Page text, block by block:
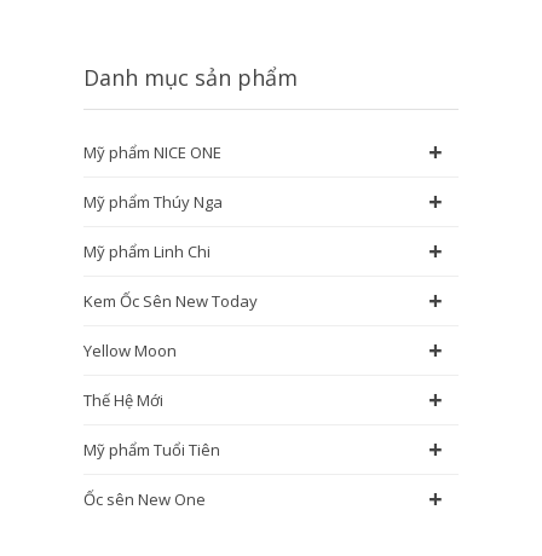
Danh mục sản phẩm
Mỹ phẩm NICE ONE +
Mỹ phẩm Thúy Nga +
Mỹ phẩm Linh Chi +
Kem Ốc Sên New Today +
Yellow Moon +
Thế Hệ Mới +
Mỹ phẩm Tuổi Tiên +
Ốc sên New One +